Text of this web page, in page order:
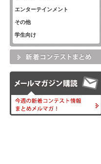
エンターテインメント
その他
学生向け